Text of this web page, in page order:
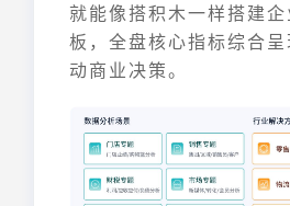
就能像搭积木一样搭建
板，全盘核心指标综合
动商业决策。